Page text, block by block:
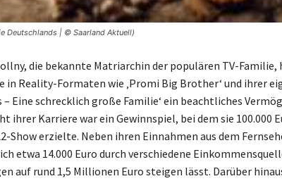
Deutschlands | © Saarland Aktuell)
die bekannte Matriarchin der populären TV-Familie,
in Reality-Formaten wie ‚Promi Big Brother‘ und ihrer
– Eine schrecklich große Familie‘ ein beachtliches
ihrer Karriere war ein Gewinnspiel, bei dem sie 100.000
Show erzielte. Neben ihren Einnahmen aus dem
etwa 14.000 Euro durch verschiedene
auf rund 1,5 Millionen Euro steigen lässt. Darüber